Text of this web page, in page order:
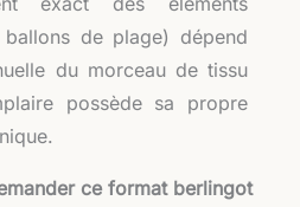
ballons de plage) dépend
du morceau de tissu
possède sa propre
ce format berlingot